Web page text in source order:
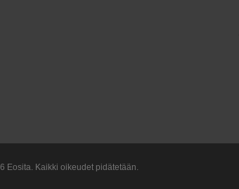
Eosita. Kaikki oikeudet pidätetään.